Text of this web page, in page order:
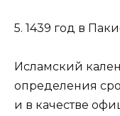
5. 1439 год в
Исламский
определения
и в качестве